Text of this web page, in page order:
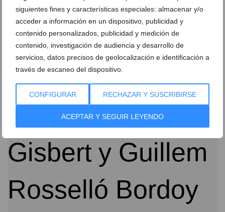
siguientes fines y características especiales: almacenar y/o
acceder a información en un dispositivo, publicidad y
contenido personalizados, publicidad y medición de
contenido, investigación de audiencia y desarrollo de
servicios, datos precisos de geolocalización e identificación a
través de escaneo del dispositivo.
CONFIGURAR RECHAZAR Y SUSCRIBIRSE
ACEPTAR Y SEGUIR LEYENDO
El milenio de la taifa enmarca la presentación de las
Falleras Mayores de Dénia
22 de septiembre de 2013